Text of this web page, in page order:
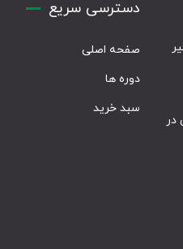
در
دسترسی سریع
صفحه اصلی
دوره ها
سبد خرید